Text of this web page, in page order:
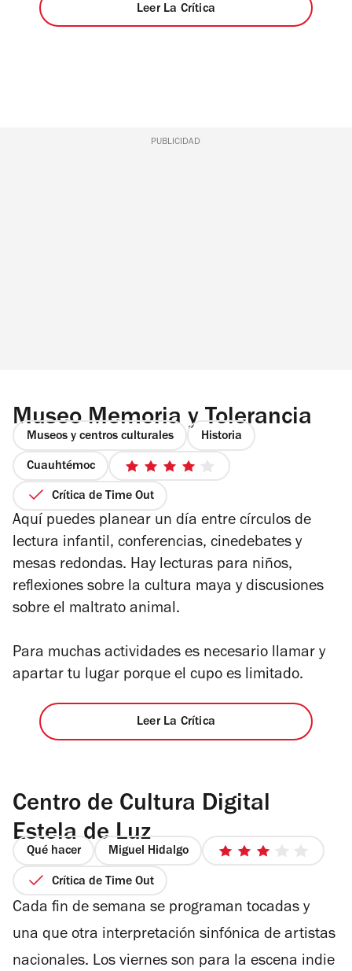
Leer La Crítica
PUBLICIDAD
Museo Memoria y Tolerancia
Museos y centros culturales Historia
Cuauhtémoc
4
Crítica de Time Out
Aquí puedes planear un día entre círculos de
lectura infantil, conferencias, cinedebates y
mesas redondas. Hay lecturas para niños,
reflexiones sobre la cultura maya y discusiones
sobre el maltrato animal.
Para muchas actividades es necesario llamar y
apartar tu lugar porque el cupo es limitado.
Leer La Crítica
Centro de Cultura Digital
Estela de Luz
Qué hacer Miguel Hidalgo
3
estrellas
Crítica de Time Out
Cada fin de semana se programan tocadas y
una que otra interpretación sinfónica de artistas
nacionales. Los viernes son para la escena indie